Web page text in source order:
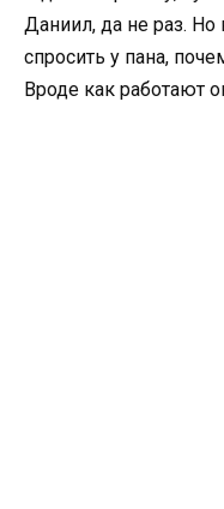
Даниил, да не раз. Но
спросить у пана,
Вроде как работают